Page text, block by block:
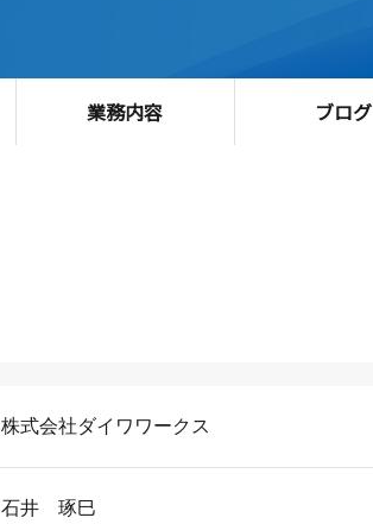
業務内容 ブログ
株式会社ダイワワークス
石井 琢巳